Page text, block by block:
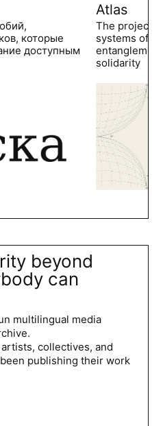
которые
доступным
Atlas
The project
systems of
solidarity
beyond
can
multilingual media
collectives, and
publishing their work